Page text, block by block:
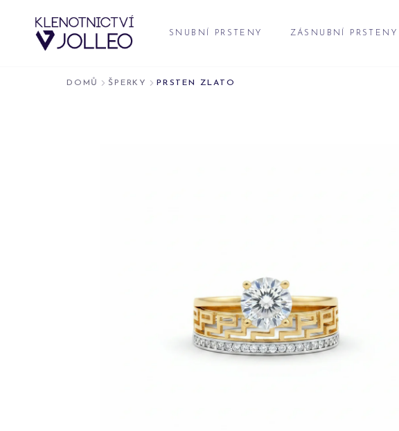
SNUBNÍ PRSTENY ZÁSNUBNÍ PRSTENY
DOMŮ ŠPERKY PRSTEN ZLATO